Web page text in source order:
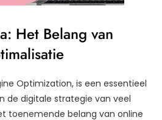
Het Belang van
Optimization, is een essentieel
de digitale strategie van veel
toenemende belang van online